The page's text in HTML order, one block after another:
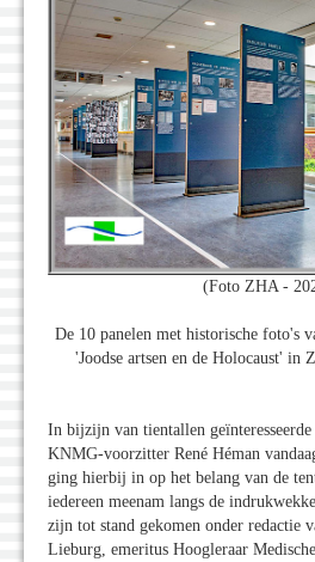
(Foto ZHA -
De 10 panelen met historische foto's
'Joodse artsen en de Holocaust' in
In bijzijn van tientallen geïnteresseerde
KNMG-voorzitter René Héman
ging hierbij in op het belang van de
iedereen meenam langs de
zijn tot stand gekomen onder redactie
Lieburg, emeritus Hoogleraar Medische